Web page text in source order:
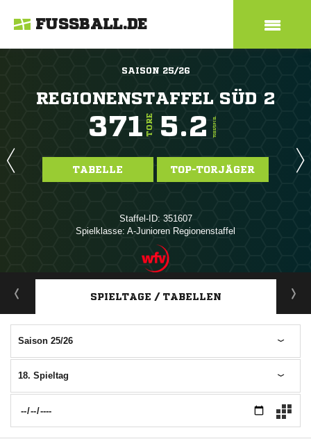
FUSSBALL.DE
SAISON 25/26
REGIONENSTAFFEL SÜD 2
371TORE 5.2 TORE/SPIEL
TABELLE TOP-TORJÄGER
Staffel-ID: 351607
Spielklasse: A-Junioren Regionenstaffel
ANZEIGE
SPIELTAGE / TABELLEN
Saison 25/26
18. Spieltag